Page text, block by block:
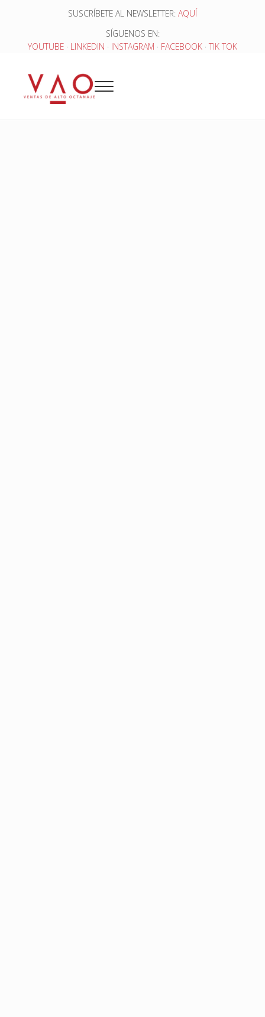
Saltar al contenido principal
Skip to header right navigation
SUSCRÍBETE AL NEWSLETTER: AQUÍ
SÍGUENOS EN:
YOUTUBE · LINKEDIN · INSTAGRAM · FACEBOOK · TIK TOK
Menu